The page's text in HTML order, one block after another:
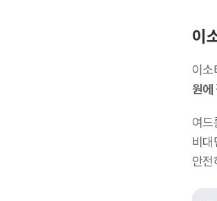
이
이소
원에
여드
비대
안전